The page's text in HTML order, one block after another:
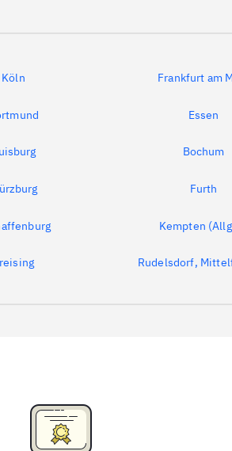
Köln Frankfurt am
Essen
Bochum
Furth
Kempten
Rudelsdorf,